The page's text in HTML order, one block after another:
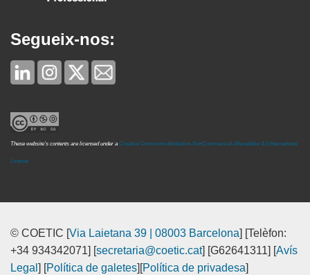
Segueix-nos:
These website's contents are licensed under a Creative Commons Attribution-NonCommercial-ShareAlike 4.0 International
License
© COETIC [Via Laietana 39 | 08003 Barcelona] [Telèfon:
+34 934342071] [secretaria@coetic.cat] [G62641311] [Avís
Legal ] [Política de galetes][Política de privadesa]